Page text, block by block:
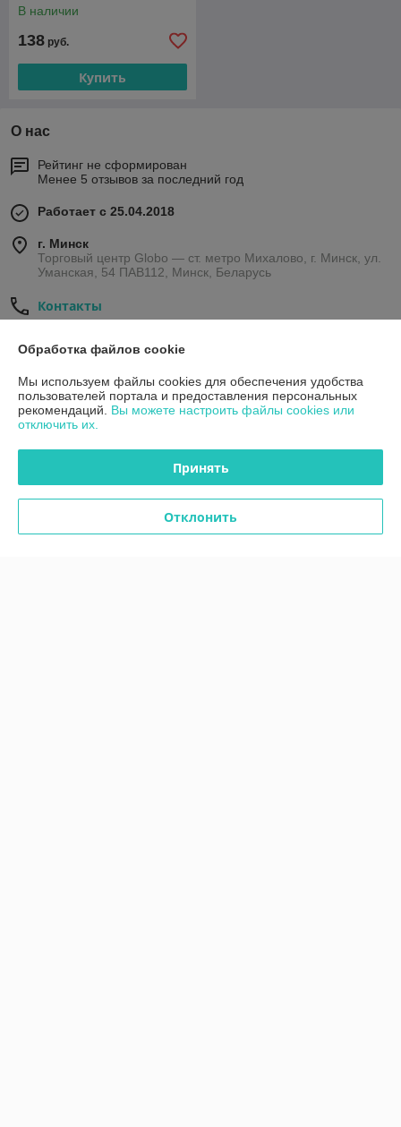
В наличии
138 руб.
Купить
О нас
Рейтинг не сформирован
Менее 5 отзывов за последний год
Работает с 25.04.2018
г. Минск
Торговый центр Globo — ст. метро Михалово, г. Минск, ул.
Уманская, 54 ПАВ112, Минск, Беларусь
Контакты
Сегодня выходной Показать весь график работы
Отзывы о магазине
61 отзыва за всё время
Отлично
Сделка подтверждена через корзину
Обработка файлов cookie
Мы используем файлы cookies для обеспечения удобства
пользователей портала и предоставления персональных
рекомендаций. Вы можете настроить файлы cookies или
отключить их.
Принять
Отклонить